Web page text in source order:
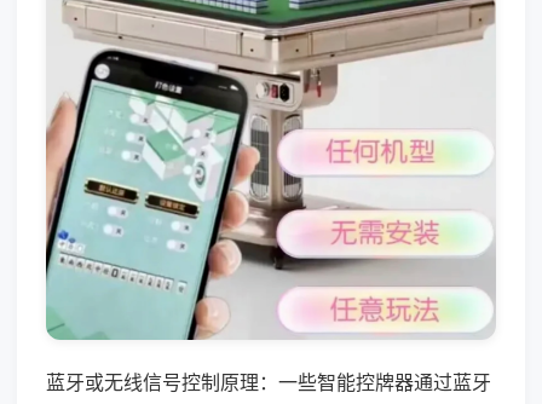
蓝牙或无线信号控制原理：一些智能控牌器通过蓝牙